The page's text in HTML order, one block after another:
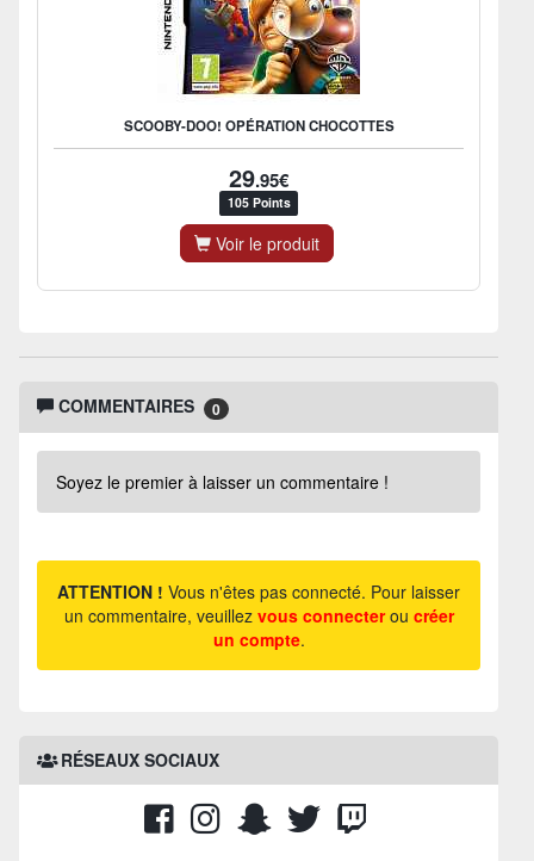
SCOOBY-DOO! OPÉRATION CHOCOTTES
29.95€
105 Points
Voir le produit
COMMENTAIRES 0
Soyez le premier à laisser un commentaire !
ATTENTION ! Vous n'êtes pas connecté. Pour laisser
un commentaire, veuillez vous connecterou créer
un compte.
RÉSEAUX SOCIAUX